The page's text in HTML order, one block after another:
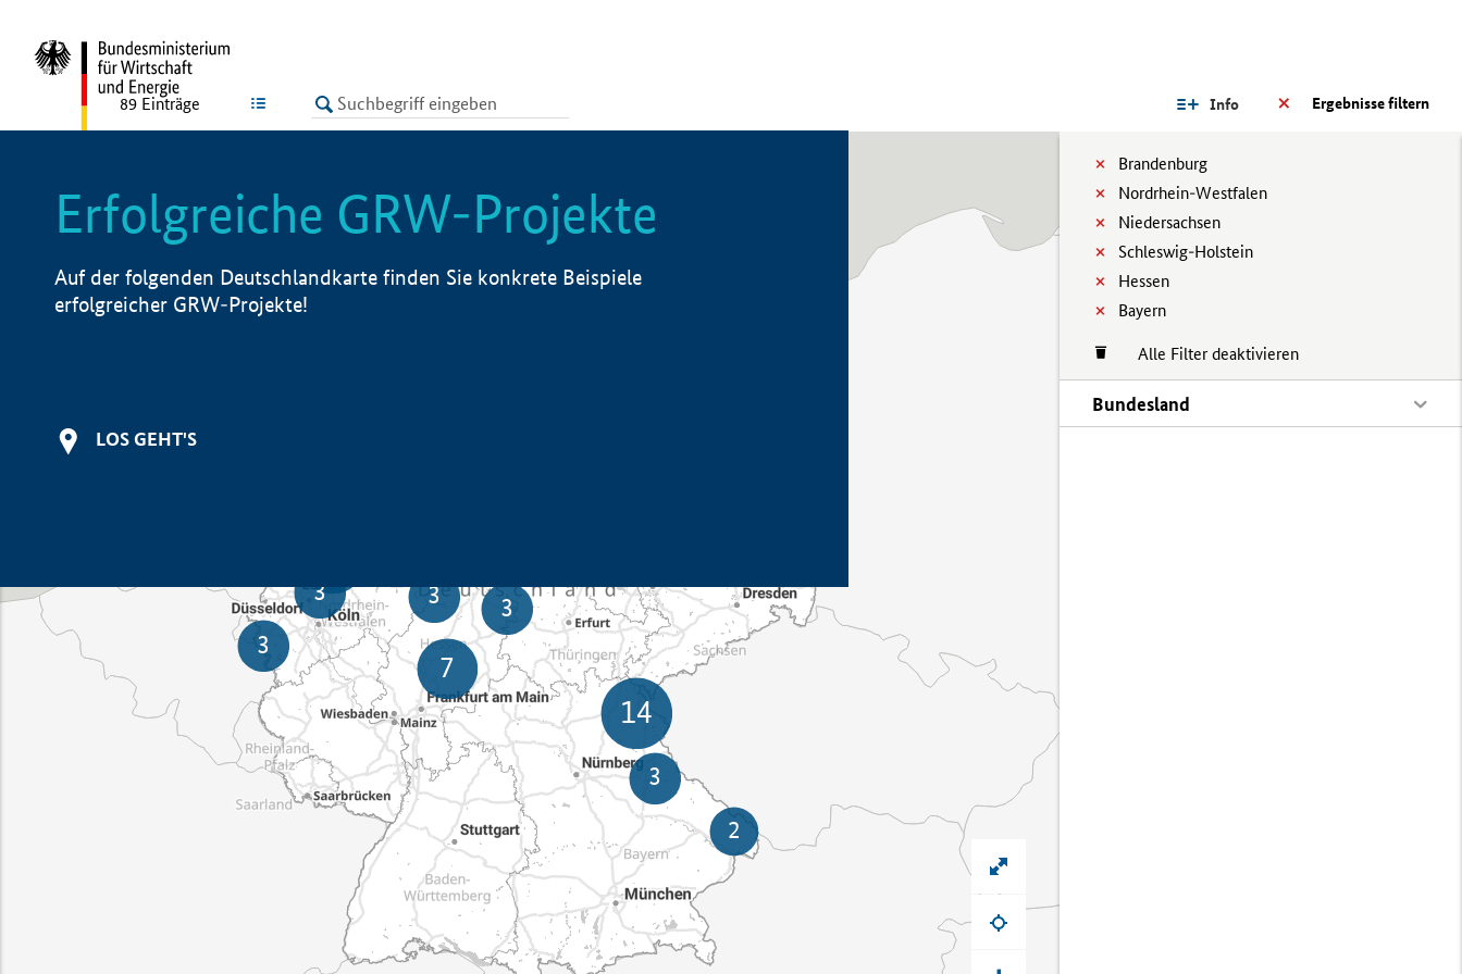
LISTE Ergebnisse filtern
Info
Brandenburg
Nordrhein-Westfalen
Niedersachsen
Schleswig-Holstein
Hessen
Bayern
Alle Filter deaktivieren
Bundesland
89 Einträge
Erfolgreiche GRW-Projekte
Auf der folgenden Deutschlandkarte finden Sie konkrete Beispiele
erfolgreicher GRW-Projekte!
LOS GEHT'S